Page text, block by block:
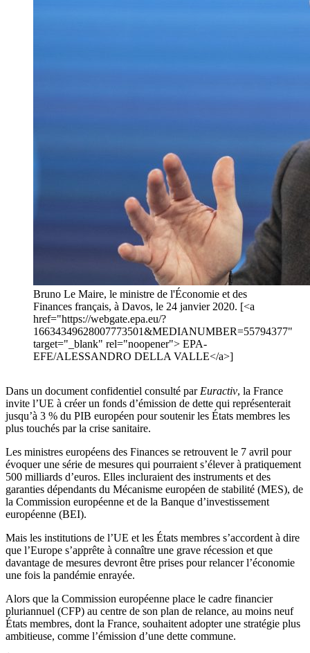
Bruno Le Maire, le ministre de l'Économie et des
Finances français, à Davos, le 24 janvier 2020. [<a
href="https://webgate.epa.eu/?
16634349628007773501&MEDIANUMBER=55794377"
target="_blank" rel="noopener"> EPA-
EFE/ALESSANDRO DELLA VALLE</a>]
Dans un document confidentiel consulté par Euractiv, la France
invite l’UE à créer un fonds d’émission de dette qui représenterait
jusqu’à 3 % du PIB européen pour soutenir les États membres les
plus touchés par la crise sanitaire.
Les ministres européens des Finances se retrouvent le 7 avril pour
évoquer une série de mesures qui pourraient s’élever à pratiquement
500 milliards d’euros. Elles incluraient des instruments et des
garanties dépendants du Mécanisme européen de stabilité (MES), de
la Commission européenne et de la Banque d’investissement
européenne (BEI).
Mais les institutions de l’UE et les États membres s’accordent à dire
que l’Europe s’apprête à connaître une grave récession et que
davantage de mesures devront être prises pour relancer l’économie
une fois la pandémie enrayée.
Alors que la Commission européenne place le cadre financier
pluriannuel (CFP) au centre de son plan de relance, au moins neuf
États membres, dont la France, souhaitent adopter une stratégie plus
ambitieuse, comme l’émission d’une dette commune.